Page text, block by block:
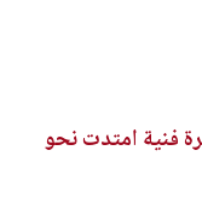
فنية امتدت نحو